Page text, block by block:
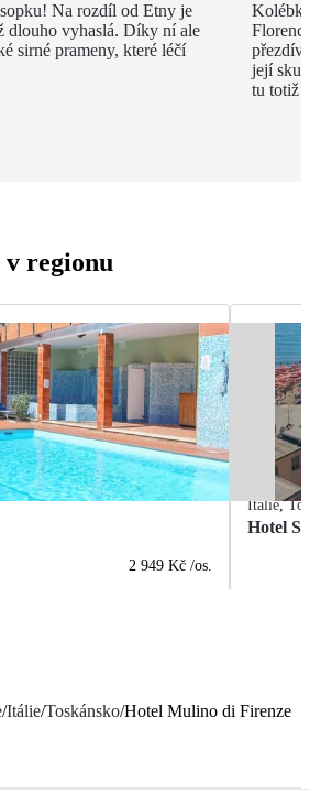
Na rozdíl od Etny je
dlouho vyhaslá. Díky ní ale
sirné prameny, které léčí
její
tu totiž
v regionu
2 949 Kč /os.
Itálie,
Hotel
/Itálie/Toskánsko/Hotel Mulino di Firenze